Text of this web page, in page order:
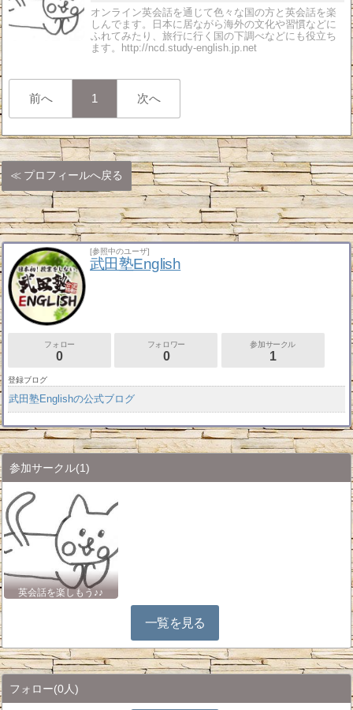
オンライン英会話を通じて色々な国の方と英会話を楽
しんでます。日本に居ながら海外の文化や習慣などに
ふれてみたり、旅行に行く国の下調べなどにも役立ち
ます。http://ncd.study-english.jp.net
前へ 1 次へ
プロフィールへ戻る
[参照中のユーザ]
武田塾English
フォロー
0
フォロワー
0
参加サークル
1
登録ブログ
武田塾Englishの公式ブログ
参加サークル(1)
英会話を楽しもう♪♪
一覧を見る
フォロー(0人)